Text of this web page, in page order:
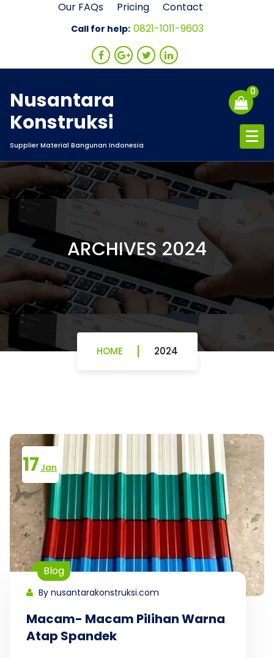
Our FAQs Pricing Contact
Call for help: 0821-1011-9603
Nusantara
Konstruksi
Supplier Material Bangunan Indonesia
0
ARCHIVES 2024
HOME 2024
17 Jan
Blog
By nusantarakonstruksi.com
Macam- Macam Pilihan Warna
Atap Spandek